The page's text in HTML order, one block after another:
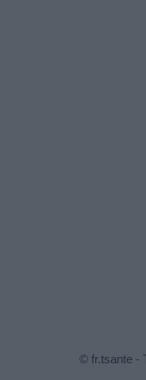
© fr.tsante -